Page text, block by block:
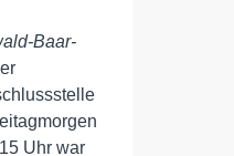
Baar-
Uhr war